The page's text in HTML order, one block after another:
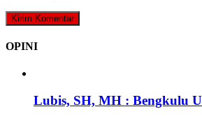
OPINI
Lubis, SH, MH : Bengkulu